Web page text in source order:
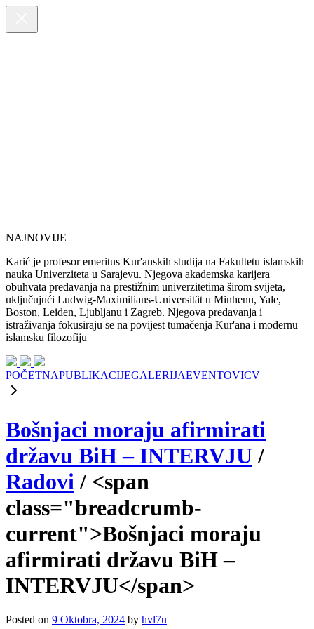
NAJNOVIJE
Karić je profesor emeritus Kur'anskih studija na Fakultetu islamskih
nauka Univerziteta u Sarajevu. Njegova akademska karijera
obuhvata predavanja na prestižnim univerzitetima širom svijeta,
uključujući Ludwig-Maximilians-Universität u Minhenu, Yale,
Boston, Leiden, Ljubljanu i Zagreb. Njegova predavanja i
istraživanja fokusiraju se na povijest tumačenja Kur'ana i modernu
islamsku filozofiju
POČETNAPUBLIKACIJEGALERIJAEVENTOVICV
Bošnjaci moraju afirmirati
državu BiH – INTERVJU /
Radovi / <span
class="breadcrumb-
current">Bošnjaci moraju
afirmirati državu BiH –
INTERVJU</span>
Posted on 9 Oktobra, 2024 by hvl7u